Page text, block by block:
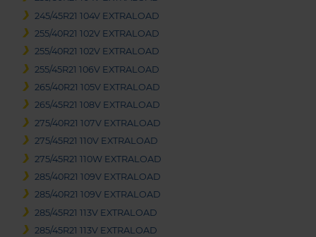
245/45R21 104V EXTRALOAD
255/40R21 102V EXTRALOAD
255/40R21 102V EXTRALOAD
255/45R21 106V EXTRALOAD
265/40R21 105V EXTRALOAD
265/45R21 108V EXTRALOAD
275/40R21 107V EXTRALOAD
275/45R21 110V EXTRALOAD
275/45R21 110W EXTRALOAD
285/40R21 109V EXTRALOAD
285/40R21 109V EXTRALOAD
285/45R21 113V EXTRALOAD
285/45R21 113V EXTRALOAD